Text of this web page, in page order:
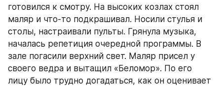
готовился к смотру. На высоких козлах стоял
маляр и что-то подкрашивал. Носили стулья и
столы, настраивали пульты. Грянула музыка,
началась репетиция очередной программы. В
зале погасили верхний свет. Маляр присел у
своего ведра и вытащил «Беломор». По его
лицу было трудно догадаться, как он оценивает